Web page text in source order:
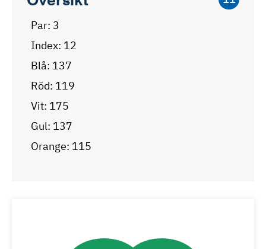
Par: 3
Index: 12
Blå: 137
Röd: 119
Vit: 175
Gul: 137
Orange: 115